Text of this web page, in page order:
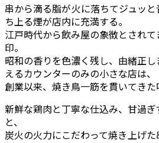
串から滴る脂が火に落ちてジュッ
ち上る煙が店内に充満する。
江戸時代から飲み屋の象徴とされ
印。
昭和の香りを色濃く残し、由緒正
えるカウンターのみの小さな店は、
創業以来、焼き鳥一筋を貫いてきた
新鮮な鶏肉と丁寧な仕込み、甘過
と、
炭火の火力にこだわって焼き上げ